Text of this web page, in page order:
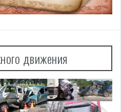
движения